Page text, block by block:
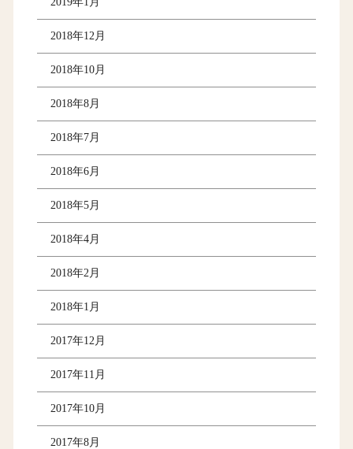
2018年12月
2018年10月
2018年8月
2018年7月
2018年6月
2018年5月
2018年4月
2018年2月
2018年1月
2017年12月
2017年11月
2017年10月
2017年8月